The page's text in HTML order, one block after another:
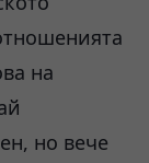
на
но вече